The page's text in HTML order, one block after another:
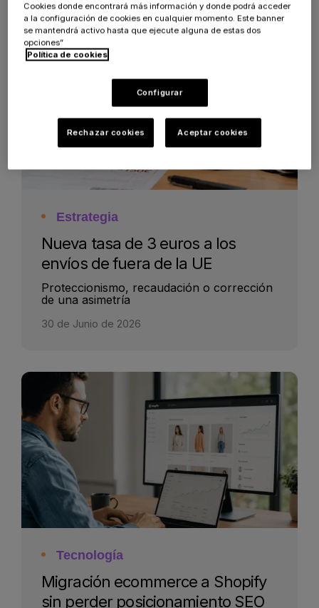
Estrategia
Nueva tasa de 3 euros a los
envíos de fuera de la UE
Proteccionismo, recaudación o corrección
de una asimetría
30 de Junio de 2026
Tecnología
Migración ecommerce a Shopify
sin perder posicionamiento SEO
Cookies donde encontrará más información y donde podrá acceder
a la configuración de cookies en cualquier momento. Este banner
se mantendrá activo hasta que ejecute alguna de estas dos
opciones”
Política de cookies
Configurar
Rechazar cookies Aceptar cookies